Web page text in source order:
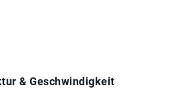
& Geschwindigkeit